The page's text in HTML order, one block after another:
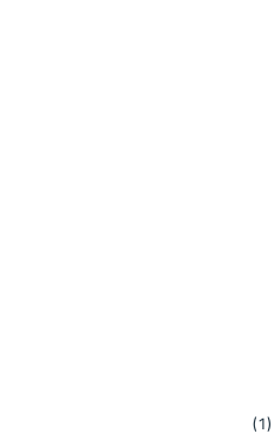
(1)